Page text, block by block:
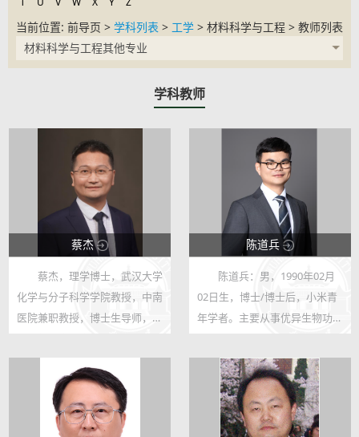
当前位置: 前导页 > 学科列表 > 工学 > 材料科学与工程 > 教师列表
材料科学与工程其他专业
学科教师
蔡杰
118711
253
蔡杰，理学博士，武汉大学
化学与分子科学学院教授，中南
医院兼职教授，博士生导师，国
金获得者和国家级人才项目青年
项目入选者，中国化学会高级会
员。主要研究领域为纤维素、甲
陈道兵
14805
27
陈道兵：男，1990年02月
02日生，博士/博士后，小米青
年学者。主要从事优异生物功能
作，近年来，瞄准人形机器人的
应用方向，围绕仿生传感、驱动
等智能部件的仿生设计制备，取
得了一系...